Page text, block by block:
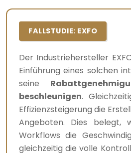
FALLSTUDIE: EXFO
Der Industriehersteller
Einführung eines solchen
seine
beschleunigen.
Effizienzsteigerung die
Angeboten. Dies belegt,
Workflows die
gleichzeitig die volle